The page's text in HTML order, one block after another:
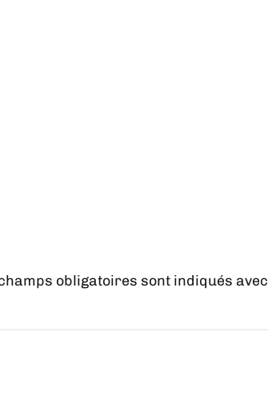
obligatoires sont indiqués avec